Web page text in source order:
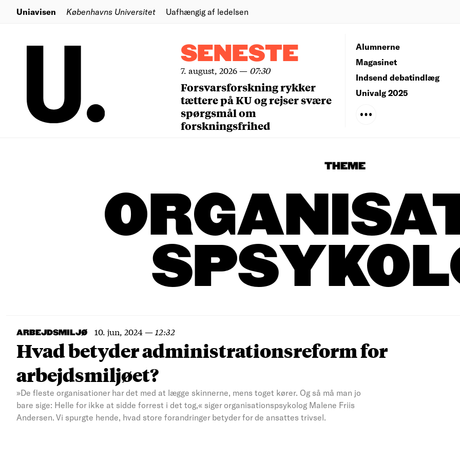
Uniavisen Københavns Universitet Uafhængig af ledelsen
SENESTE
7. august, 2026— 07:30
Forsvarsforskning rykker
tættere på KU og rejser svære
spørgsmål om
forskningsfrihed
Alumnerne
Magasinet
Indsend debatindlæg
Univalg 2025
THEME
ARBEJDSMILJØ 10. jun, 2024— 12:32
Hvad betyder administrationsreform for
arbejdsmiljøet?
»De fleste organisationer har det med at lægge skinnerne, mens toget kører. Og så må man jo
bare sige: Helle for ikke at sidde forrest i det tog,« siger organisationspsykolog Malene Friis
Andersen. Vi spurgte hende, hvad store forandringer betyder for de ansattes trivsel.